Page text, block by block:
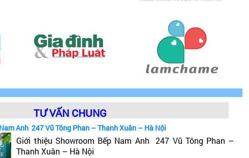
TƯ VẤN CHUNG
Anh 247 Vũ Tông Phan – Thanh Xuân – Hà Nội
Giới thiệu Showroom Bếp Nam Anh 247 Vũ Tông Phan –
Thanh Xuân – Hà Nội